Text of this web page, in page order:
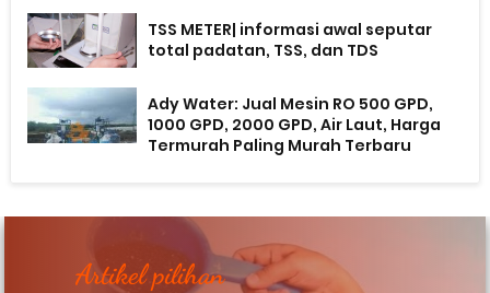
TSS METER| informasi awal seputar
total padatan, TSS, dan TDS
Ady Water: Jual Mesin RO 500 GPD,
1000 GPD, 2000 GPD, Air Laut, Harga
Termurah Paling Murah Terbaru
Artikel pilihan